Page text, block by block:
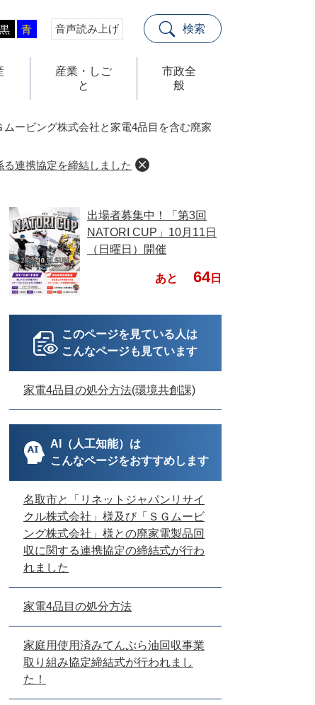
黒 青 音声読み上げ 検索
産業・しご
と
市政全
般
ービング株式会社と家電4品目を含む廃家
連携協定を締結しました
出場者募集中！「第3回
NATORI CUP」10月11日
（日曜日）開催
あと 64日
このページを見ている人は
こんなページも見ています
家電4品目の処分方法(環境共創課)
AI（人工知能）は
こんなページをおすすめします
名取市と「リネットジャパンリサイ
クル株式会社」様及び「ＳＧムービ
ング株式会社」様との廃家電製品回
収に関する連携協定の締結式が行わ
れました
家電4品目の処分方法
家庭用使用済みてんぷら油回収事業
取り組み協定締結式が行われまし
た！